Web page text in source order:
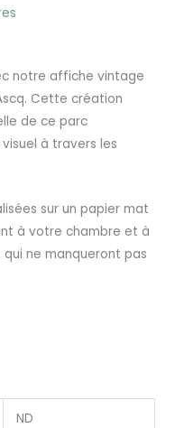
notre affiche vintage
Cette création
de ce parc
à travers les
sur un papier mat
à votre chambre et à
ne manqueront pas
ND